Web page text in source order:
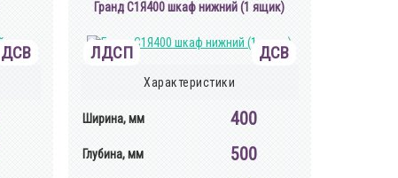
ДСВ
Гранд С1Я400 шкаф нижний (1 ящик)
ЛДСП ДСВ
Характеристики
Ширина, мм 400
Глубина, мм 500